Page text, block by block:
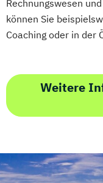
Rechnungswesen
können Sie
Coaching oder in der
Weitere